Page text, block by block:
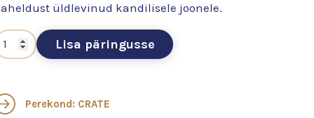
üldlevinud kandilisele joonele.
Lisa päringusse
Perekond: CRATE